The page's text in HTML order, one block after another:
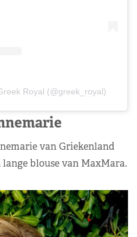
Royal (@greek_royal)
van Griekenland
blouse van MaxMara.